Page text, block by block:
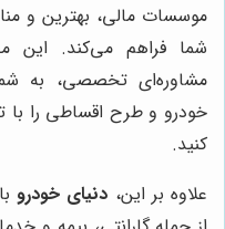
موسسات مالی، بهترین و
شما فراهم می‌کند. این
مشاوره‌ای تخصصی، به
خودرو و طرح اقساطی را با
کنید.
علاوه بر این، دنیای خودرو